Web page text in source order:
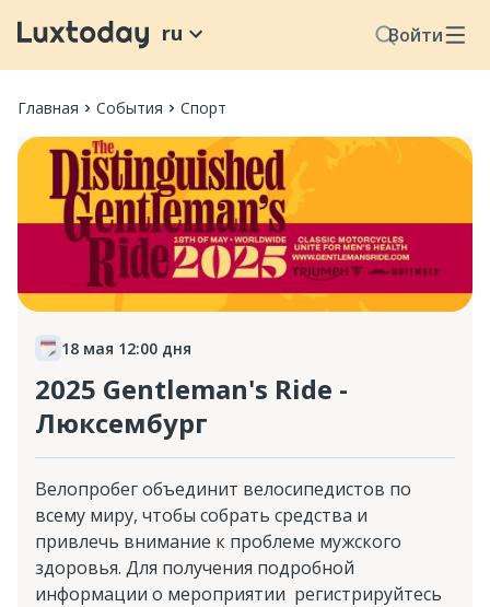
Войти
ru
Главная События Спорт
18 мая 12:00 дня
2025 Gentleman's Ride -
Люксембург
Велопробег объединит велосипедистов по
всему миру, чтобы собрать средства и
привлечь внимание к проблеме мужского
здоровья. Для получения подробной
информации о мероприятии регистрируйтесь